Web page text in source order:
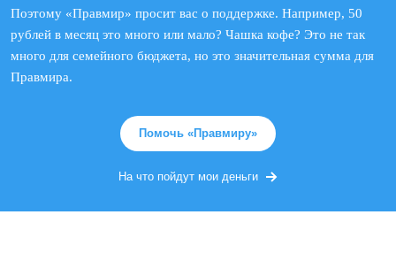
Поэтому «Правмир» просит вас о поддержке. Например, 50
рублей в месяц это много или мало? Чашка кофе? Это не так
много для семейного бюджета, но это значительная сумма для
Правмира.
Помочь «Правмиру»
На что пойдут мои деньги